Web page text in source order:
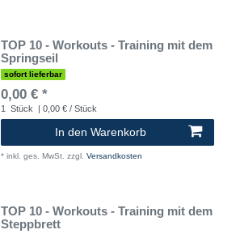
TOP 10 - Workouts - Training mit dem
Springseil
sofort lieferbar
0,00 € *
1 Stück | 0,00 € / Stück
In den Warenkorb
* inkl. ges. MwSt. zzgl. Versandkosten
TOP 10 - Workouts - Training mit dem
Steppbrett